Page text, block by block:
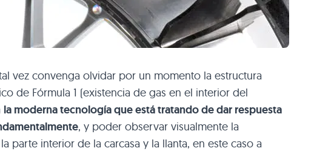
vez convenga olvidar por un momento la estructura
de Fórmula 1 (existencia de gas en el interior del
la moderna tecnología que está tratando de dar respuesta
, y poder observar visualmente la
parte interior de la carcasa y la llanta, en este caso a